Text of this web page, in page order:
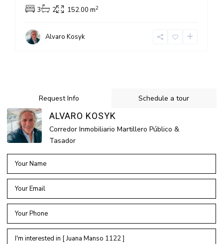
3
2 152.00 m2
Alvaro Kosyk
Request Info Schedule a tour
ALVARO KOSYK
Corredor Inmobiliario Martillero Público &
Tasador